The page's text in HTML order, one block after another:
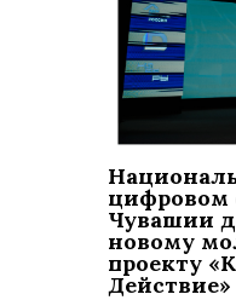
цифровом
Чувашии
новому
проекту
Действие»